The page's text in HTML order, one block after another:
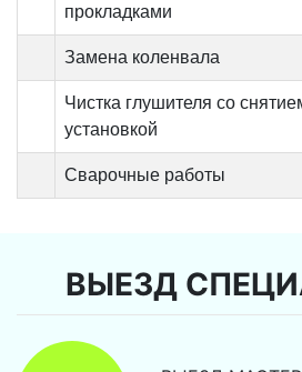
прокладками
Замена коленвала
Чистка глушителя со
установкой
Сварочные работы
ВЫЕЗД